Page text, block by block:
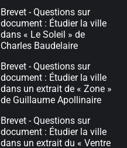
Brevet - Questions sur
document : Étudier la ville
dans « Le Soleil » de
Charles Baudelaire
Brevet - Questions sur
document : Étudier la ville
dans un extrait de « Zone »
de Guillaume Apollinaire
Brevet - Questions sur
document : Étudier la ville
dans un extrait du « Ventre